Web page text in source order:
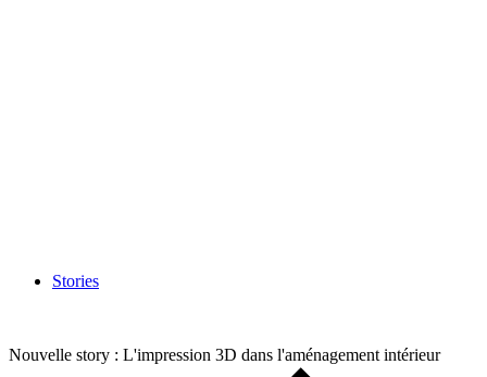
Stories
Nouvelle story : L'impression 3D dans l'aménagement intérieur